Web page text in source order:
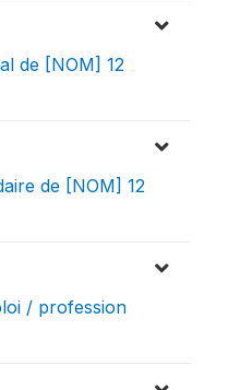
de [NOM] 12
de [NOM] 12
/ profession